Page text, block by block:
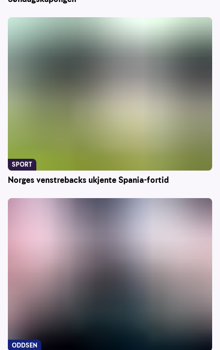
Norges venstrebacks ukjente Spania-fortid
SPORT
ODDSEN